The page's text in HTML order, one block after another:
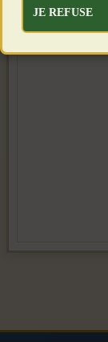
JE REFUSE